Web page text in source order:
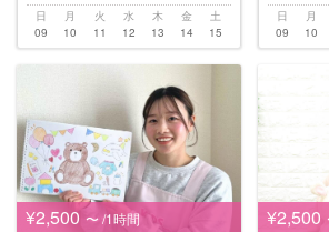
日
09
月
10
火
11
水
12
木
13
金
14
土
15
日
09
月
10
¥2,500 〜 /1時間 ¥2,500